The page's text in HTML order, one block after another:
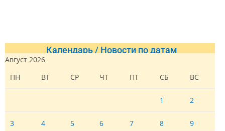
Календарь / Новости по датам
Август 2026
ПН
ВТ СР ЧТ ПТ СБ ВС
1 2
3 4 5 6 7 8 9